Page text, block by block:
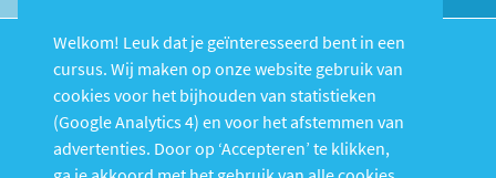
Cursussen Over Fysiolinks
Welkom! Leuk dat je geïnteresseerd bent in een
cursus. Wij maken op onze website gebruik van
cookies voor het bijhouden van statistieken
(Google Analytics 4) en voor het afstemmen van
advertenties. Door op ‘Accepteren’ te klikken,